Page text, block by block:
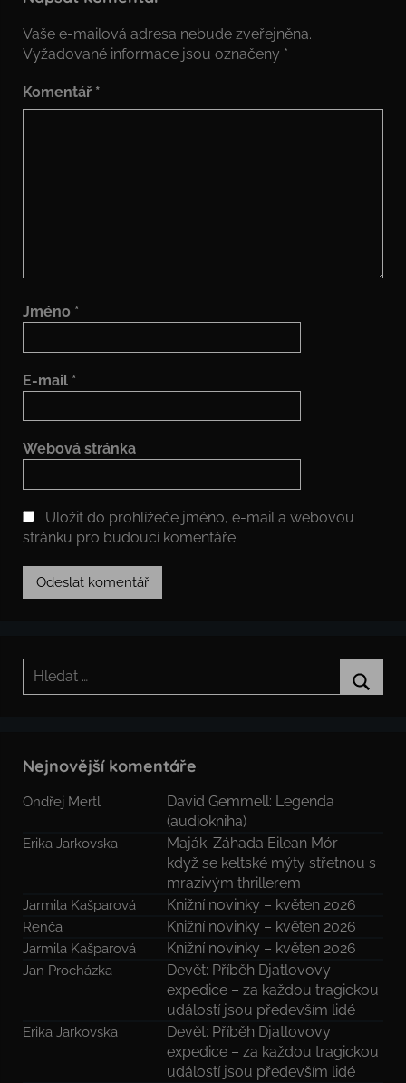
Vaše e-mailová adresa nebude zveřejněna.
Vyžadované informace jsou označeny *
Komentář *
Jméno *
E-mail *
Webová stránka
Uložit do prohlížeče jméno, e-mail a webovou
stránku pro budoucí komentáře.
Hledat:
Nejnovější komentáře
Ondřej Mertl
David Gemmell: Legenda
(audiokniha)
Erika Jarkovska
Maják: Záhada Eilean Mór –
když se keltské mýty střetnou s
mrazivým thrillerem
Jarmila Kašparová Knižní novinky – květen 2026
Renča Knižní novinky – květen 2026
Jarmila Kašparová Knižní novinky – květen 2026
Jan Procházka
Devět: Příběh Djatlovovy
expedice – za každou tragickou
událostí jsou především lidé
Erika Jarkovska
Devět: Příběh Djatlovovy
expedice – za každou tragickou
událostí jsou především lidé